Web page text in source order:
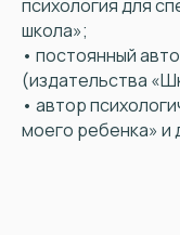
психология для
школа»;
• постоянный
(издательства
• автор
моего ребенка» и